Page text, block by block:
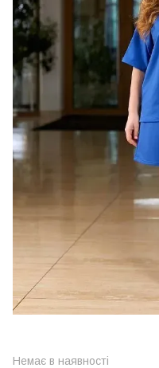
Немає в наявності